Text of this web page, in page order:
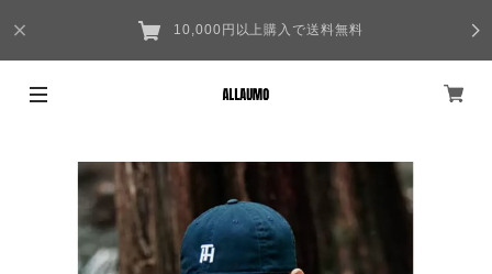
10,000円以上購入で送料無料